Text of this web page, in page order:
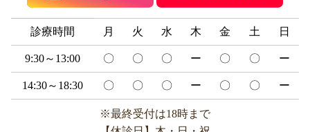
診療時間 月 火 水 木 金 土 日
9:30～13:00 〇 〇 〇 ー 〇 〇 ー
14:30～18:30 〇 〇 〇 ー 〇 〇 ー
※最終受付は18時まで